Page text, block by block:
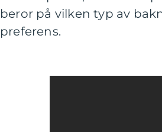
beror på vilken typ av
preferens.